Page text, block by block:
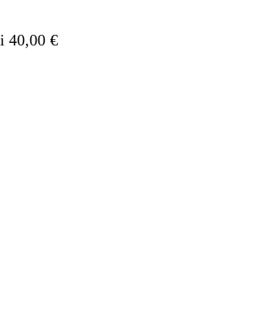
40,00 €